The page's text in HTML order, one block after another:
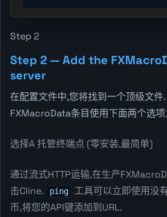
Step 2
Step 2 — Add the
server
在配置文件中,您将找到一个顶级文件.
FXMacroData条目使用下面两个选项
选择A 托管终端点 (零安装,最简单)
通过流式HTTP运输,在生产
击Cline.
ping
工具可以立即使用没
币,将您的API键添加到URL.